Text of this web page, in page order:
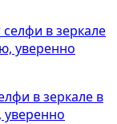
в зеркале в
уверенно